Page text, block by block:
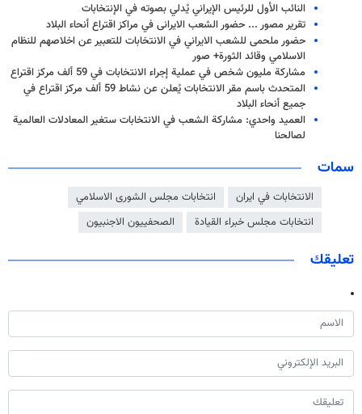
النائب الأول للرئيس الإيراني يُدلي بصوته في الإنتخابات
تقریر مصور ... حضور الشعب الایرانی في مراكز اقتراع أنحاء البلاد
حضور ملحمی للشعب الايراني في الانتخابات للتعبیر عن اخلاصهم للنظام
الاسلامي وقائد الثورة+ صور
مشاركة مليون شخص في عملية إجراء الانتخابات في 59 ألف مركز اقتراع
المتحدث باسم مقر الانتخابات يُعلن عن نشاط 59 ألف مركز اقتراع في
جميع أنحاء البلاد
العميد واحدي: مشاركة الشعب في الانتخابات ستغير المعادلات العالمية
لصالحنا
سمات
الانتخابات في ايران
انتخابات مجلس الشورى الاسلامي
انتخابات مجلس خبراء القيادة
الصحفييون الاجنبيون
تعليقك